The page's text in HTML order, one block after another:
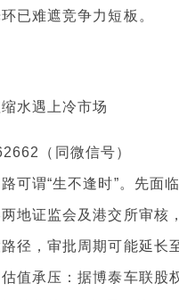
已难遮竞争力短板。
水遇上冷市场
（同微信号）
可谓“生不逢时”。先面
地证监会及港交所审核
径，审批周期可能延长
估值承压：据博泰车联股